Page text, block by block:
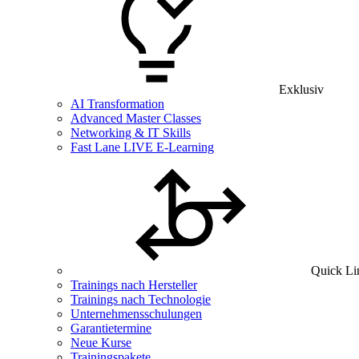
Exklusiv
AI Transformation
Advanced Master Classes
Networking & IT Skills
Fast Lane LIVE E-Learning
Quick
Trainings nach Hersteller
Trainings nach Technologie
Unternehmensschulungen
Garantietermine
Neue Kurse